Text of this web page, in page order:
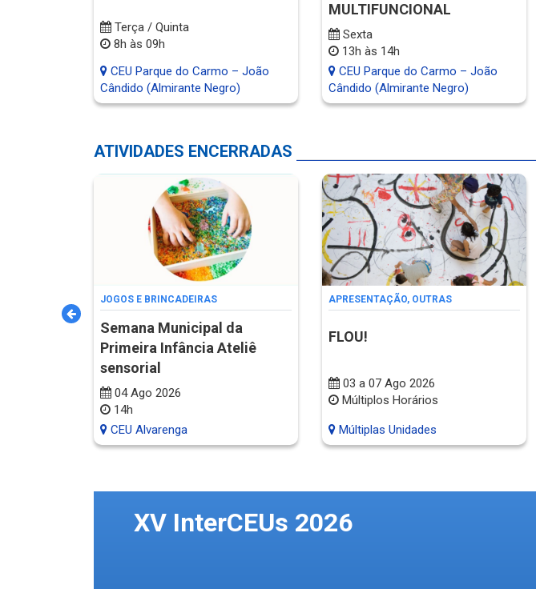
Terça / Quinta
8h às 09h
CEU Parque do Carmo – João
Cândido (Almirante Negro)
MULTIFUNCIONAL
Sexta
13h às 14h
CEU Parque do Carmo – João
Cândido (Almirante Negro)
ATIVIDADES ENCERRADAS
JOGOS E BRINCADEIRAS
Semana Municipal da
Primeira Infância Ateliê
sensorial
04 Ago 2026
14h
CEU Alvarenga
APRESENTAÇÃO, OUTRAS
FLOU!
03 a 07 Ago 2026
Múltiplos Horários
Múltiplas Unidades
XV InterCEUs 2026